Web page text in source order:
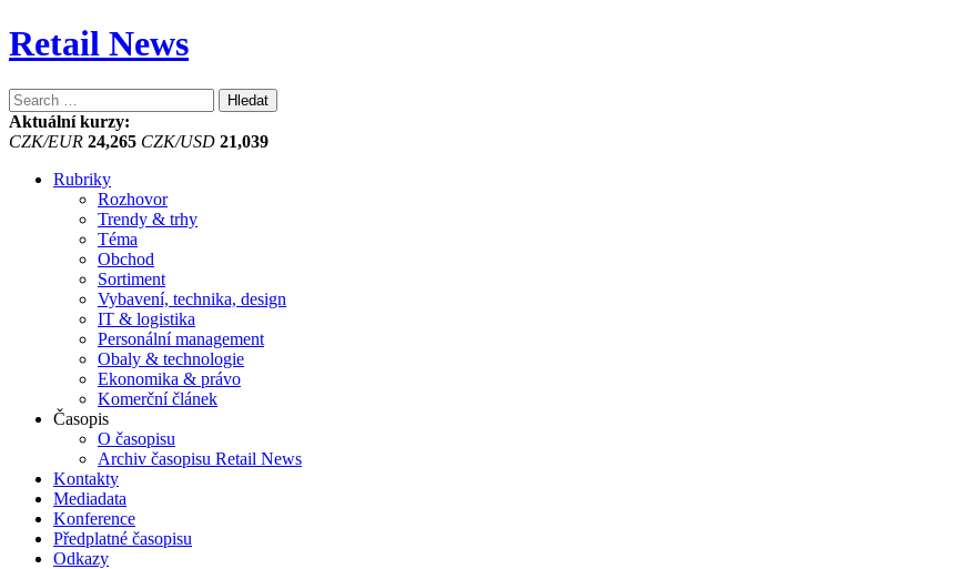
Retail News
Vyhledávání
Aktuální kurzy:
CZK/EUR 24,265 CZK/USD 21,039
Rubriky
Rozhovor
Trendy & trhy
Téma
Obchod
Sortiment
Vybavení, technika, design
IT & logistika
Personální management
Obaly & technologie
Ekonomika & právo
Komerční článek
Časopis
O časopisu
Archiv časopisu Retail News
Kontakty
Mediadata
Konference
Předplatné časopisu
Odkazy